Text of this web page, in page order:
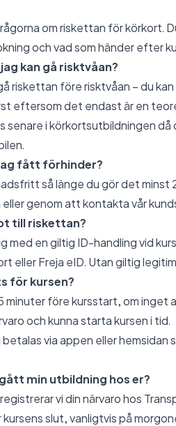
om riskettan för körkort.
och vad som händer efter
kan gå risktvåan?
riskettan före risktvåan – du
eftersom det endast är en
senare i körkortsutbildningen
fått förhinder?
så länge du gör det minst
genom att kontakta vår
till riskettan?
med en giltig ID-handling vid
eller Freja eID. Utan giltig
för kursen?
minuter före kursstart, om inget
och kunna starta kursen i tid.
via appen eller hemsidan
min utbildning hos er?
vi din närvaro hos
slut, vanligtvis på